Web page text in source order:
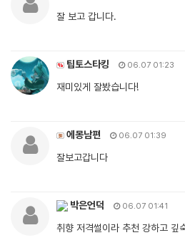
잘 보고 갑니다.
팁토스타킹 06.07 01:23
재미있게 잘봤습니다!
에몽남편 06.07 01:39
잘보고갑니다
박은언덕 06.07 01:41
취향 저격썰이라 추천 강하고